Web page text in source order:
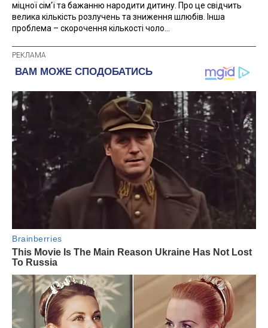
міцної сім'ї та бажанню народити дитину. Про це свідчить
велика кількість розлучень та зниження шлюбів. Інша
проблема – скорочення кількості чоло...